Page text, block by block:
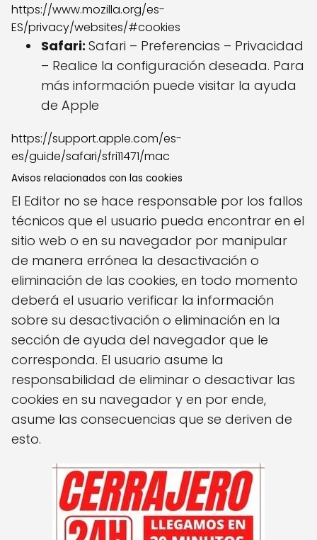
https://www.mozilla.org/es-
ES/privacy/websites/#cookies
Safari: Safari – Preferencias – Privacidad
– Realice la configuración deseada. Para
más información puede visitar la ayuda
de Apple
https://support.apple.com/es-
es/guide/safari/sfri11471/mac
Avisos relacionados con las cookies
El Editor no se hace responsable por los fallos
técnicos que el usuario pueda encontrar en el
sitio web o en su navegador por manipular
de manera errónea la desactivación o
eliminación de las cookies, en todo momento
deberá el usuario verificar la información
sobre su desactivación o eliminación en la
sección de ayuda del navegador que le
corresponda. El usuario asume la
responsabilidad de eliminar o desactivar las
cookies en su navegador y en por ende,
asume las consecuencias que se deriven de
esto.